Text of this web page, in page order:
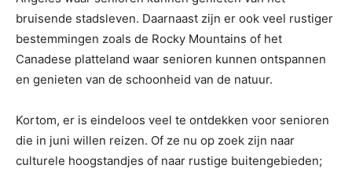
bruisende stadsleven. Daarnaast zijn er ook veel rustiger
bestemmingen zoals de Rocky Mountains of het
Canadese platteland waar senioren kunnen ontspannen
en genieten van de schoonheid van de natuur.
Kortom, er is eindeloos veel te ontdekken voor senioren
die in juni willen reizen. Of ze nu op zoek zijn naar
culturele hoogstandjes of naar rustige buitengebieden;